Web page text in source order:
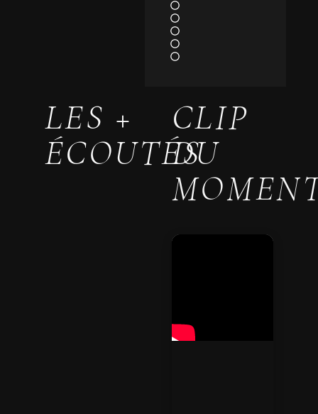
LES +
ÉCOUTÉS
CLIP
DU